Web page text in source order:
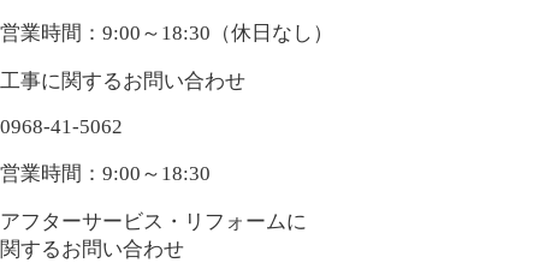
営業時間：9:00～18:30（休日なし）
工事に関するお問い合わせ
0968-41-5062
営業時間：9:00～18:30
アフターサービス・リフォームに
関するお問い合わせ